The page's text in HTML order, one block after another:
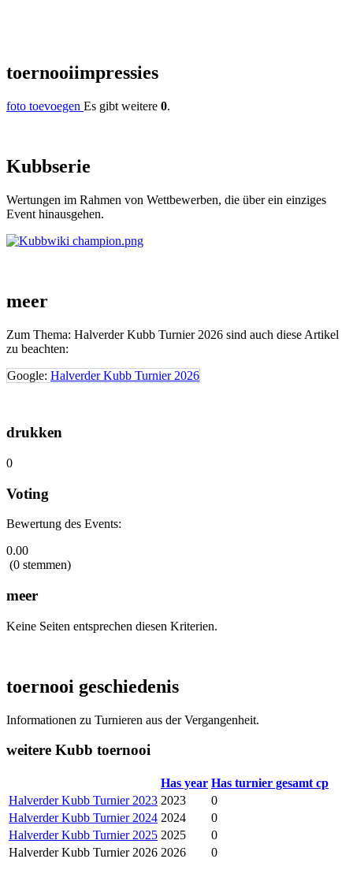
toernooiimpressies
foto toevoegen Es gibt weitere 0.
Kubbserie
Wertungen im Rahmen von Wettbewerben, die über ein einziges
Event hinausgehen.
meer
Zum Thema: Halverder Kubb Turnier 2026 sind auch diese Artikel
zu beachten:
Google: Halverder Kubb Turnier 2026
drukken
0
Voting
Bewertung des Events:
0.00
(0 stemmen)
meer
Keine Seiten entsprechen diesen Kriterien.
toernooi geschiedenis
Informationen zu Turnieren aus der Vergangenheit.
weitere Kubb toernooi
Has year Has turnier gesamt cp
Halverder Kubb Turnier 2023 2023
0
Halverder Kubb Turnier 2024 2024
0
Halverder Kubb Turnier 2025 2025
0
Halverder Kubb Turnier 2026 2026 0